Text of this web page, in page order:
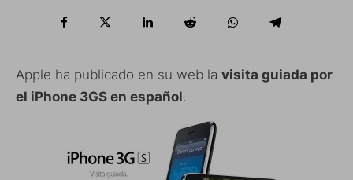
Apple ha publicado en su web la visita guiada por
el iPhone 3GS en español.